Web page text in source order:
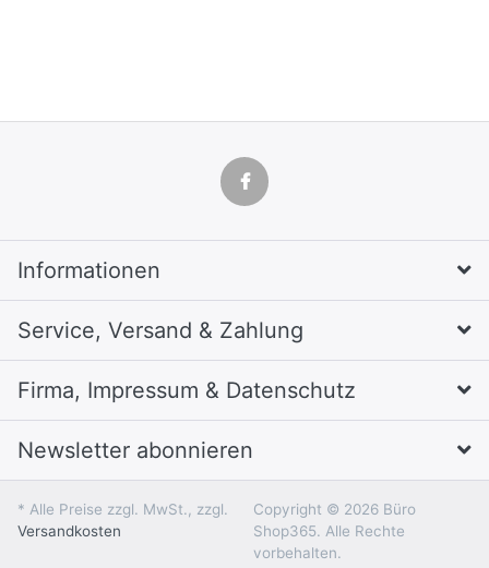
Informationen
Service, Versand & Zahlung
Firma, Impressum & Datenschutz
Newsletter abonnieren
* Alle Preise zzgl. MwSt., zzgl.
Versandkosten
Copyright © 2026 Büro
Shop365. Alle Rechte
vorbehalten.